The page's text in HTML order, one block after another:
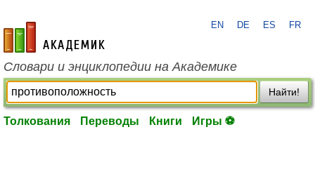
academic.ru
EN DE ES FR
Словари и энциклопедии на Академике
Найти!
Толкования Переводы Книги Игры ⚽